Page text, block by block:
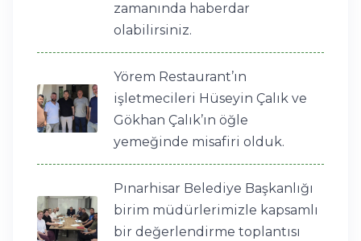
zamanında haberdar
olabilirsiniz.
Yörem Restaurant’ın
işletmecileri Hüseyin Çalık ve
Gökhan Çalık’ın öğle
yemeğinde misafiri olduk.
Pınarhisar Belediye Başkanlığı
birim müdürlerimizle kapsamlı
bir değerlendirme toplantısı